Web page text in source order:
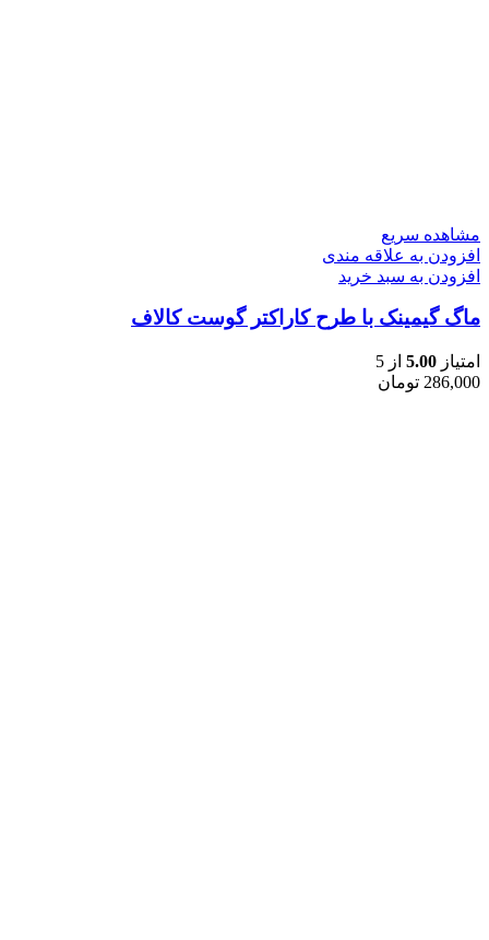
مشاهده سریع
افزودن به علاقه مندی
افزودن به سبد خرید
ماگ گیمینک با طرح کاراکتر گوست کالاف
امتیاز 5.00 از 5
286,000 تومان